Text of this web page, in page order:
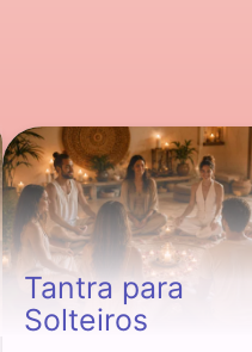
Tantra para
Solteiros